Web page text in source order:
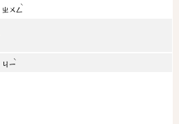
ㄓㄨㄥ
ˋ
ㄐㄧ
ˋ